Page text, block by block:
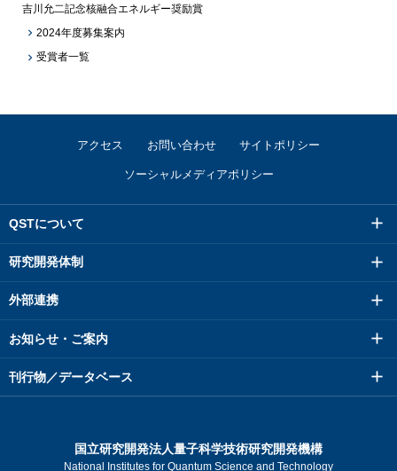
吉川允二記念核融合エネルギー奨励賞
2024年度募集案内
受賞者一覧
アクセス お問い合わせ サイトポリシー
ソーシャルメディアポリシー
QSTについて
研究開発体制
外部連携
お知らせ・ご案内
刊行物／データベース
国立研究開発法人量子科学技術研究開発機構
National Institutes for Quantum Science and Technology